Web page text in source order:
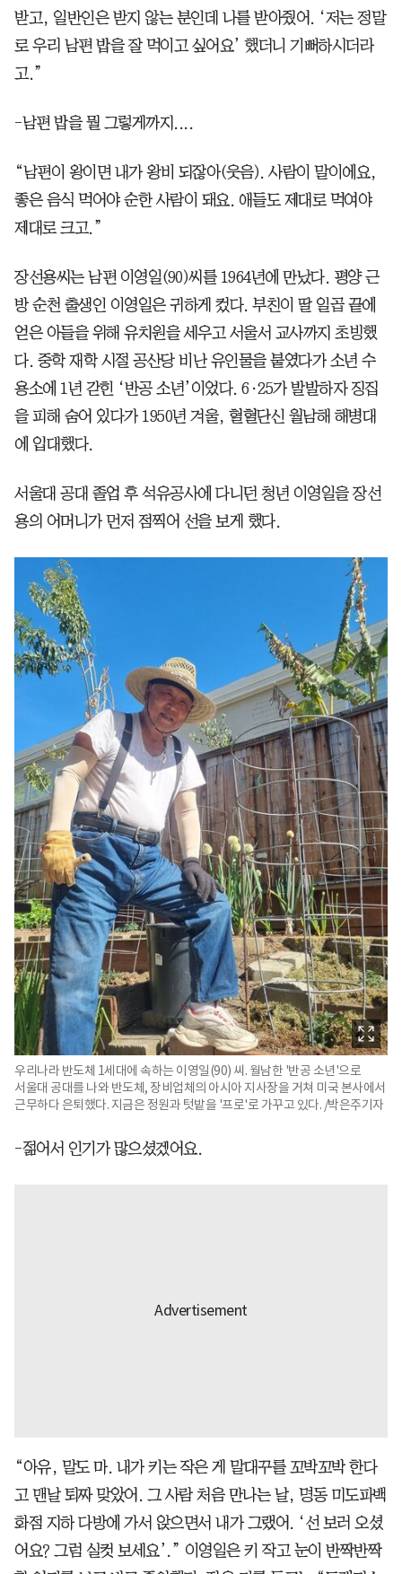
받고, 일반인은 받지 않는 분인데 나를 받아줬어. ‘저는 정말
로 우리 남편 밥을 잘 먹이고 싶어요’ 했더니 기뻐하시더라
고.”
-남편 밥을 뭘 그렇게까지....
“남편이 왕이면 내가 왕비 되잖아(웃음). 사람이 말이에요,
좋은 음식 먹어야 순한 사람이 돼요. 애들도 제대로 먹여야
제대로 크고.”
장선용씨는 남편 이영일(90)씨를 1964년에 만났다. 평양 근
방 순천 출생인 이영일은 귀하게 컸다. 부친이 딸 일곱 끝에
얻은 아들을 위해 유치원을 세우고 서울서 교사까지 초빙했
다. 중학 재학 시절 공산당 비난 유인물을 붙였다가 소년 수
용소에 1년 갇힌 ‘반공 소년’이었다. 6·25가 발발하자 징집
을 피해 숨어 있다가 1950년 겨울, 혈혈단신 월남해 해병대
에 입대했다.
서울대 공대 졸업 후 석유공사에 다니던 청년 이영일을 장선
용의 어머니가 먼저 점찍어 선을 보게 했다.
우리나라 반도체 1세대에 속하는 이영일(90) 씨. 월남한 '반공 소년'으로
서울대 공대를 나와 반도체, 장비업체의 아시아 지사장을 거쳐 미국 본사에서
근무하다 은퇴했다. 지금은 정원과 텃밭을 '프로'로 가꾸고 있다. /박은주기자
-젊어서 인기가 많으셨겠어요.
“아유, 말도 마. 내가 키는 작은 게 말대꾸를 꼬박꼬박 한다
고 맨날 퇴짜 맞았어. 그 사람 처음 만나는 날, 명동 미도파백
화점 지하 다방에 가서 앉으면서 내가 그랬어. ‘선 보러 오셨
어요? 그럼 실컷 보세요’.” 이영일은 키 작고 눈이 반짝반짝